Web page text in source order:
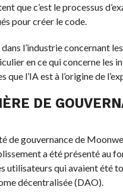
que c’est le processus
pour créer le code.
l’industrie concernant
en ce qui concerne
l’IA est à l’origine de
DE
de gouvernance de
a été présenté au
utilisateurs qui avaient été
décentralisée (DAO).